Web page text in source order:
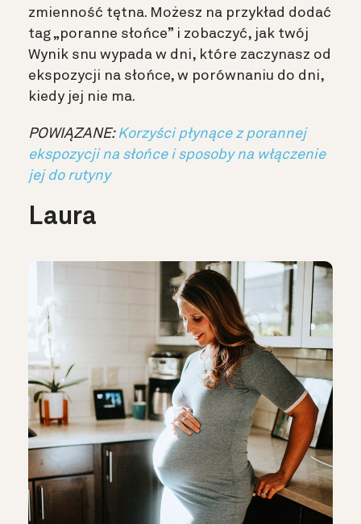
zmienność tętna. Możesz na przykład dodać
tag „poranne słońce” i zobaczyć, jak twój
Wynik snu wypada w dni, które zaczynasz od
ekspozycji na słońce, w porównaniu do dni,
kiedy jej nie ma.
POWIĄZANE: Korzyści płynące z porannej
ekspozycji na słońce i sposoby na włączenie
jej do rutyny
Laura